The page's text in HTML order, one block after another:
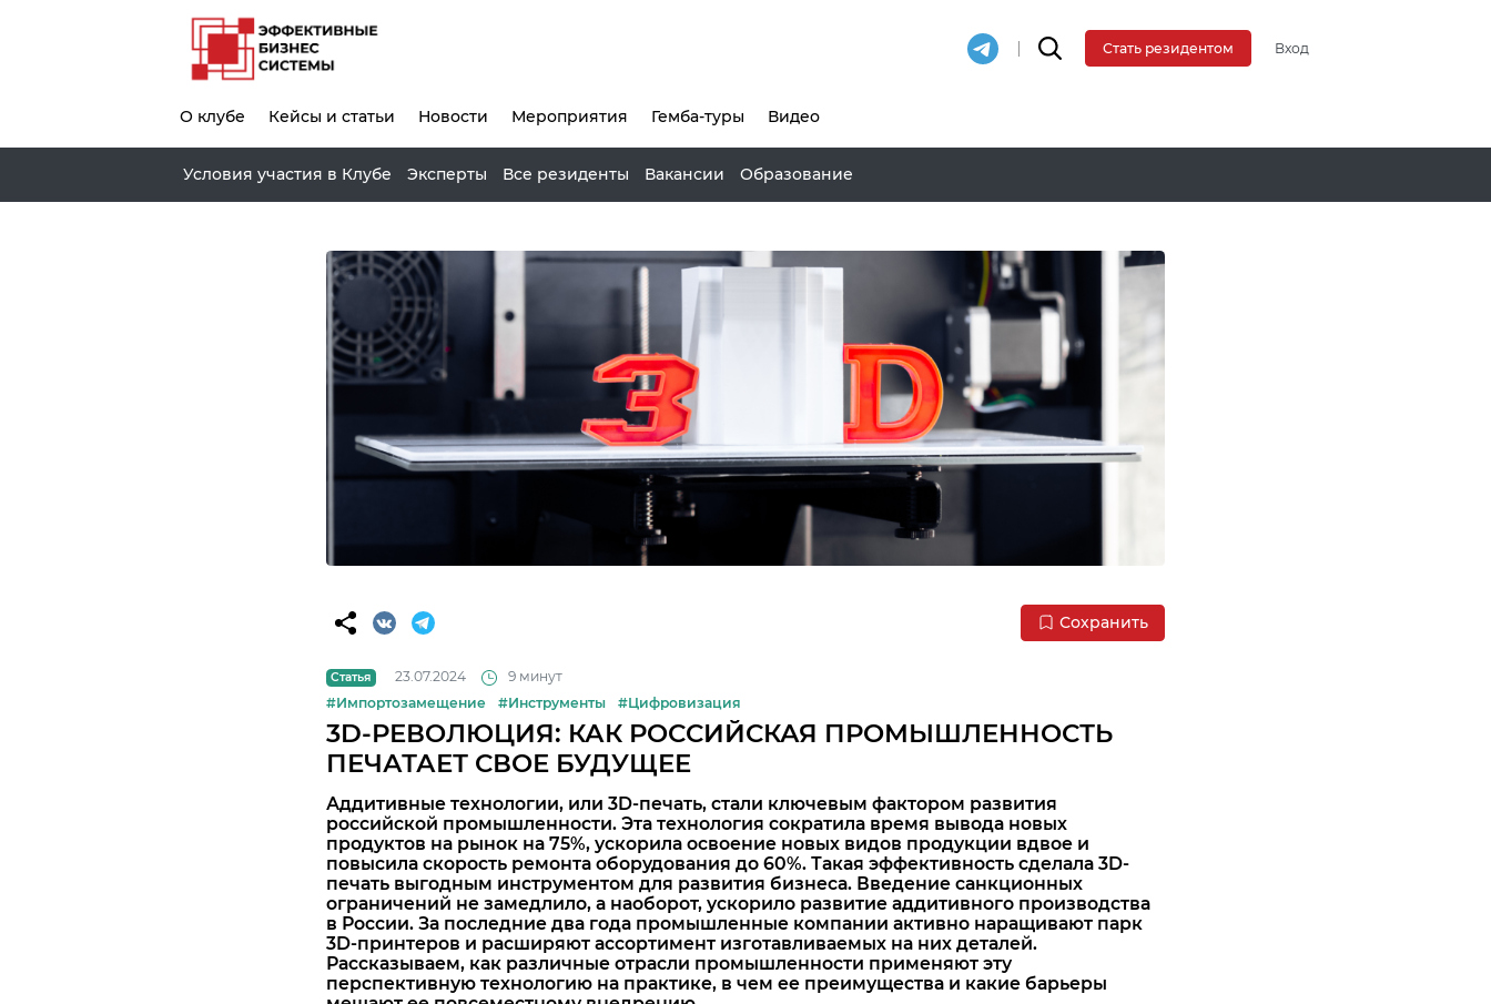
Стать резидентом Вход
О клубе Кейсы и статьи Новости Мероприятия Гемба-туры Видео
Условия участия в Клубе Эксперты Все резиденты Вакансии Образование
Сохранить
Статья 23.07.2024
9 минут
#Импортозамещение
#Инструменты #Цифровизация
3D-РЕВОЛЮЦИЯ: КАК РОССИЙСКАЯ ПРОМЫШЛЕННОСТЬ
ПЕЧАТАЕТ СВОЕ БУДУЩЕЕ
Аддитивные технологии, или 3D-печать, стали ключевым фактором развития
российской промышленности. Эта технология сократила время вывода новых
продуктов на рынок на 75%, ускорила освоение новых видов продукции вдвое и
повысила скорость ремонта оборудования до 60%. Такая эффективность сделала 3D-
печать выгодным инструментом для развития бизнеса. Введение санкционных
ограничений не замедлило, а наоборот, ускорило развитие аддитивного производства
в России. За последние два года промышленные компании активно наращивают парк
3D-принтеров и расширяют ассортимент изготавливаемых на них деталей.
Рассказываем, как различные отрасли промышленности применяют эту
перспективную технологию на практике, в чем ее преимущества и какие барьеры